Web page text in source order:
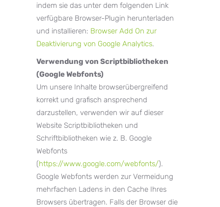
indem sie das unter dem folgenden Link
verfügbare Browser-Plugin herunterladen
und installieren: Browser Add On zur
Deaktivierung von Google Analytics.
Verwendung von Scriptbibliotheken
(Google Webfonts)
Um unsere Inhalte browserübergreifend
korrekt und grafisch ansprechend
darzustellen, verwenden wir auf dieser
Website Scriptbibliotheken und
Schriftbibliotheken wie z. B. Google
Webfonts
(https://www.google.com/webfonts/).
Google Webfonts werden zur Vermeidung
mehrfachen Ladens in den Cache Ihres
Browsers übertragen. Falls der Browser die